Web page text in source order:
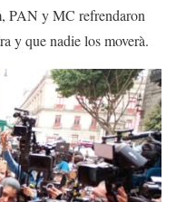
PAN y MC refrendaron
y que nadie los moverà.